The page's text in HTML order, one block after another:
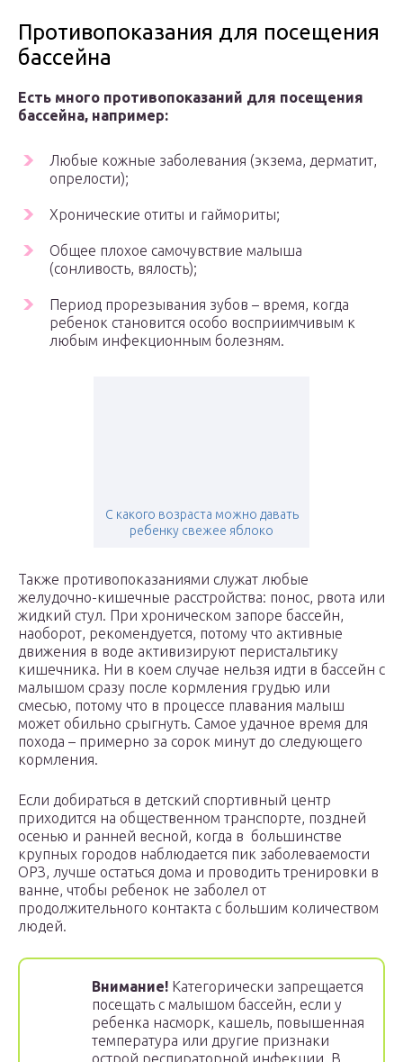
Противопоказания для посещения
бассейна
Есть много противопоказаний для посещения
бассейна, например:
Любые кожные заболевания (экзема, дерматит,
опрелости);
Хронические отиты и гаймориты;
Общее плохое самочувствие малыша
(сонливость, вялость);
Период прорезывания зубов – время, когда
ребенок становится особо восприимчивым к
любым инфекционным болезням.
С какого возраста можно давать
ребенку свежее яблоко
Также противопоказаниями служат любые
желудочно-кишечные расстройства: понос, рвота или
жидкий стул. При хроническом запоре бассейн,
наоборот, рекомендуется, потому что активные
движения в воде активизируют перистальтику
кишечника. Ни в коем случае нельзя идти в бассейн с
малышом сразу после кормления грудью или
смесью, потому что в процессе плавания малыш
может обильно срыгнуть. Самое удачное время для
похода – примерно за сорок минут до следующего
кормления.
Если добираться в детский спортивный центр
приходится на общественном транспорте, поздней
осенью и ранней весной, когда в большинстве
крупных городов наблюдается пик заболеваемости
ОРЗ, лучше остаться дома и проводить тренировки в
ванне, чтобы ребенок не заболел от
продолжительного контакта с большим количеством
людей.
Внимание! Категорически запрещается
посещать с малышом бассейн, если у
ребенка насморк, кашель, повышенная
температура или другие признаки
острой респираторной инфекции. В